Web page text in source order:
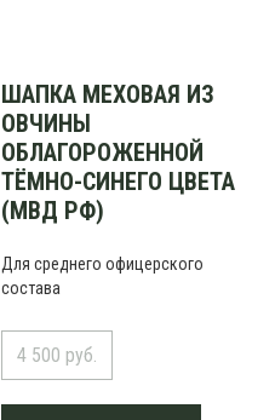
ШАПКА МЕХОВАЯ ИЗ
ОВЧИНЫ
ОБЛАГОРОЖЕННОЙ
ТЁМНО-СИНЕГО ЦВЕТА
(МВД РФ)
Для среднего офицерского
состава
4 500 руб.